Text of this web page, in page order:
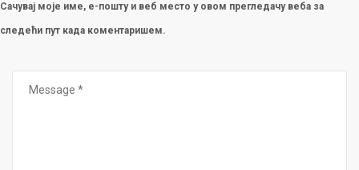
Сачувај моје име, е-пошту и веб место у овом прегледачу веба за
следећи пут када коментаришем.